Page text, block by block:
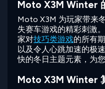
Moto X3M Winter
Moto X3M 为玩家带来
失赛车游戏的精彩刺激
家对技巧类游戏的所有
以及令人心跳加速的极
快的冬日主题元素，为
Moto X3M Winter